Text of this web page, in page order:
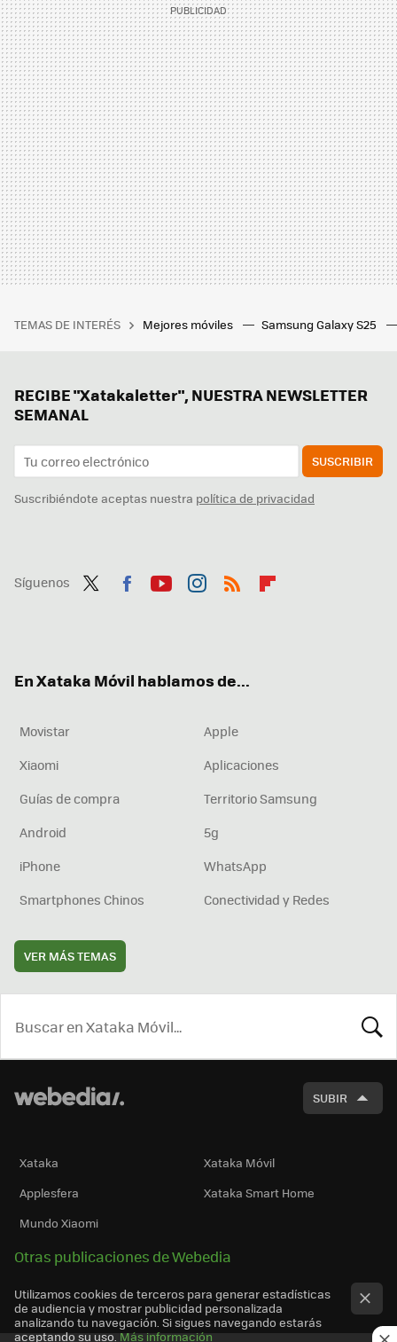
TEMAS DE INTERÉS Mejores móviles Samsung Galaxy S25
RECIBE "Xatakaletter", NUESTRA NEWSLETTER
SEMANAL
SUSCRIBIR
Suscribiéndote aceptas nuestra política de privacidad
Síguenos
En Xataka Móvil hablamos de...
Movistar
Apple
Xiaomi
Aplicaciones
Guías de compra
Territorio Samsung
Android
5g
iPhone
WhatsApp
Smartphones Chinos
Conectividad y Redes
VER MÁS TEMAS
SUBIR
Xataka
Xataka Móvil
Applesfera
Xataka Smart Home
Mundo Xiaomi
Otras publicaciones de Webedia
Utilizamos cookies de terceros para generar estadísticas
de audiencia y mostrar publicidad personalizada
analizando tu navegación. Si sigues navegando estarás
aceptando su uso. Más información